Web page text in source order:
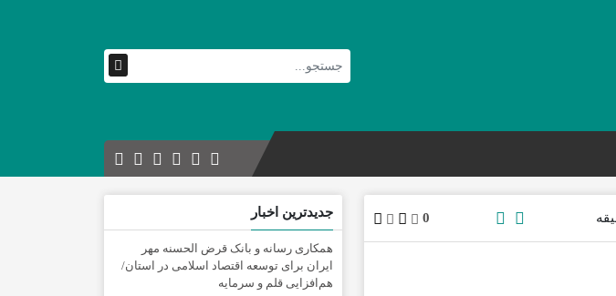
0 جدیدترین اخبار
همکاری رسانه و بانک قرض الحسنه مهر
ایران برای توسعه اقتصاد اسلامی در استان/
هم‌افزایی قلم و سرمایه